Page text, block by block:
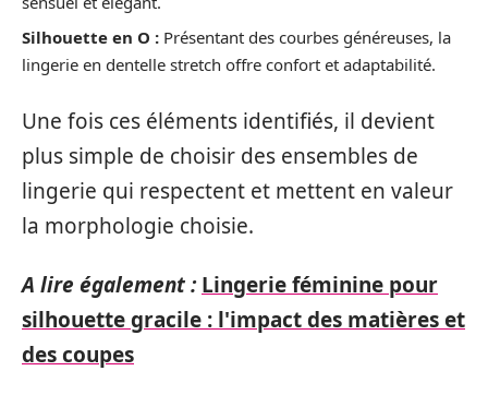
Silhouette en O : Présentant des courbes généreuses, la
lingerie en dentelle stretch offre confort et adaptabilité.
Une fois ces éléments identifiés, il devient
plus simple de choisir des ensembles de
lingerie qui respectent et mettent en valeur
la morphologie choisie.
A lire également : Lingerie féminine pour
silhouette gracile : l'impact des matières et
des coupes